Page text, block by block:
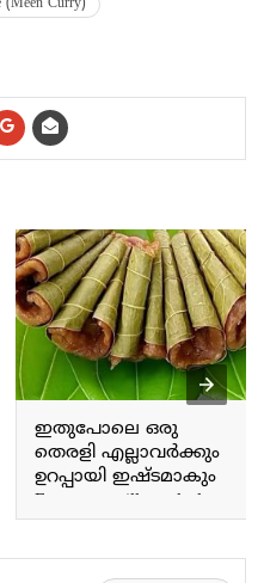
(Meen Curry)
ഇതുപോലെ ഒരു
തെരളി എല്ലാവർക്കും
ഉറപ്പായി ഇഷ്ടമാകും
Everyone will surely love
a *Therali* like this.